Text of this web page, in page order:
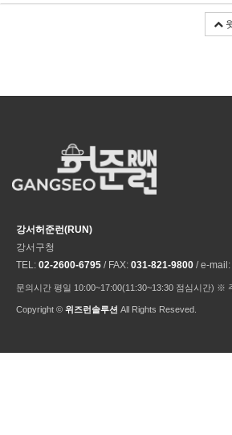
강서허준런(RUN)
강서구청
TEL: 02-2600-6795 / FAX: 031-821-9800 / e-mail:
문의시간 평일 10:00~17:00(11:30~13:30 점심시간) ※
Copyright © 위즈런솔루션 All Rights Reseved.